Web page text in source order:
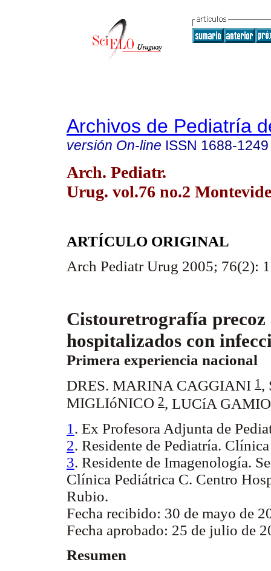
Archivos de Pediatría
versión On-line ISSN 1688-1249
Arch. Pediatr.
Urug. vol.76 no.2
ARTÍCULO ORIGINAL
Arch Pediatr Urug 2005; 76(2):
Cistouretrografía precoz
hospitalizados con
Primera experiencia nacional
DRES. MARINA CAGGIANI 1 ,
MIGLIóNICO 2, LUCíA
1 . Ex Profesora Adjunta de
2. Residente de Pediatría.
3. Residente de Imagenología.
Clínica Pediátrica C. Centro
Rubio.
Fecha recibido: 30 de mayo de
Fecha aprobado: 25 de julio de
Resumen